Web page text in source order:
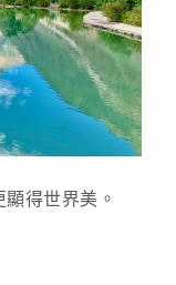
得世界美。